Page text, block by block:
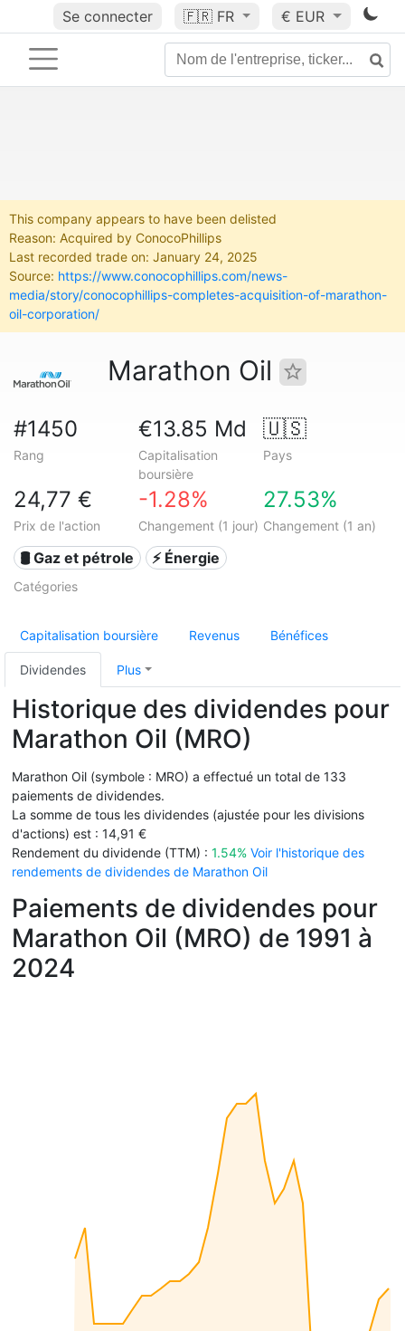
Se connecter 🇫🇷 FR € EUR
This company appears to have been delisted
Reason: Acquired by ConocoPhillips
Last recorded trade on: January 24, 2025
Source: https://www.conocophillips.com/news-
media/story/conocophillips-completes-acquisition-of-marathon-
oil-corporation/
Marathon Oil
#1450
Rang
€13.85 Md
Capitalisation
boursière
🇺🇸
Pays
24,77 €
Prix de l'action
-1.28%
Changement (1 jour)
27.53%
Changement (1 an)
🛢 Gaz et pétrole ⚡ Énergie
Catégories
Capitalisation boursière Revenus Bénéfices
Dividendes Plus
Historique des dividendes pour
Marathon Oil (MRO)
Marathon Oil (symbole : MRO) a effectué un total de 133
paiements de dividendes.
La somme de tous les dividendes (ajustée pour les divisions
d'actions) est : 14,91 €
Rendement du dividende (TTM) : 1.54% Voir l'historique des
rendements de dividendes de Marathon Oil
Paiements de dividendes pour
Marathon Oil (MRO) de 1991 à
2024